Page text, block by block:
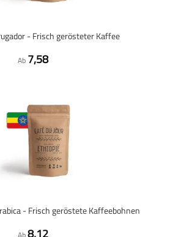
- Frisch gerösteter Kaffee
Ab 7,58
- Frisch geröstete Kaffeebohnen
8,12